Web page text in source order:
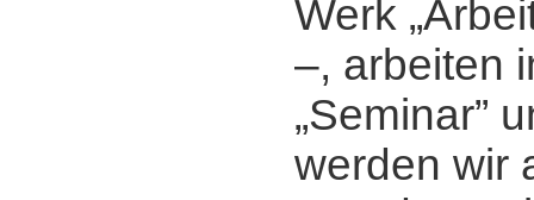
Werk
‒, arbeiten
„Seminar”
werden wir